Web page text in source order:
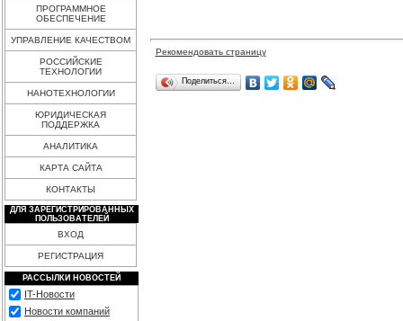
ПРОГРАММНОЕ
ОБЕСПЕЧЕНИЕ
УПРАВЛЕНИЕ КАЧЕСТВОМ
РОССИЙСКИЕ
ТЕХНОЛОГИИ
НАНОТЕХНОЛОГИИ
ЮРИДИЧЕСКАЯ
ПОДДЕРЖКА
АНАЛИТИКА
КАРТА САЙТА
КОНТАКТЫ
ДЛЯ ЗАРЕГИСТРИРОВАННЫХ
ПОЛЬЗОВАТЕЛЕЙ
ВХОД
РЕГИСТРАЦИЯ
РАССЫЛКИ НОВОСТЕЙ
IT-Новости
Новости компаний
Рекомендовать страницу
Поделиться…